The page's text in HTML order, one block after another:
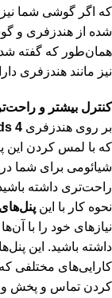
که اگر گوشی شما نیز
شده از هندزفری و
همان‌طور که گفته
نیز مانند هندزفری دارای نسخه
کنترل بیشتر و
بر روی هندزفری 4
که با لمس کردن این
شیائومی برای شما
راحت‌تری داشته
نحوه کار با این
نیازهای خود را با
داشته باشید. این
کارایی‌های مختلفی
کردن تماس و پخش